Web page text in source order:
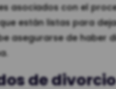
asociados con el
están listas para
asegurarse de haber
de